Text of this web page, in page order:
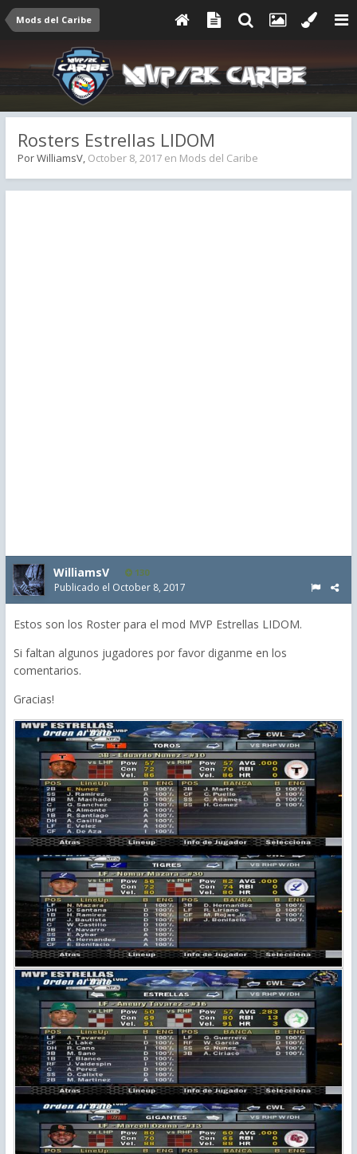
Mods del Caribe
Rosters Estrellas LIDOM
PorWilliamsV, October 8, 2017 en Mods del Caribe
WilliamsV 130
Publicado el October 8, 2017
Estos son los Roster para el mod MVP Estrellas LIDOM.
Si faltan algunos jugadores por favor diganme en los
comentarios.
Gracias!